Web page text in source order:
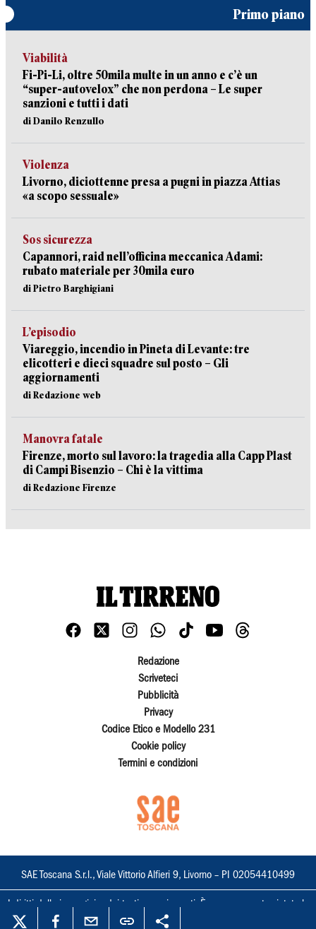
Primo piano
Viabilità
Fi-Pi-Li, oltre 50mila multe in un anno e c’è un
“super-autovelox” che non perdona – Le super
sanzioni e tutti i dati
di Danilo Renzullo
Violenza
Livorno, diciottenne presa a pugni in piazza Attias
«a scopo sessuale»
Sos sicurezza
Capannori, raid nell’officina meccanica Adami:
rubato materiale per 30mila euro
di Pietro Barghigiani
L’episodio
Viareggio, incendio in Pineta di Levante: tre
elicotteri e dieci squadre sul posto – Gli
aggiornamenti
di Redazione web
Manovra fatale
Firenze, morto sul lavoro: la tragedia alla Capp Plast
di Campi Bisenzio – Chi è la vittima
di Redazione Firenze
Redazione
Scriveteci
Pubblicità
Privacy
Codice Etico e Modello 231
Cookie policy
Termini e condizioni
SAE Toscana S.r.l., Viale Vittorio Alfieri 9, Livorno – PI 02054410499
I diritti delle immagini e dei testi sono riservati. È espressamente vietata la
loro riproduzione con qualsiasi mezzo e l'adattamento totale o parziale.